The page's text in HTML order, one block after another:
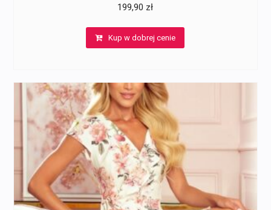
199,90 zł
Kup w dobrej cenie